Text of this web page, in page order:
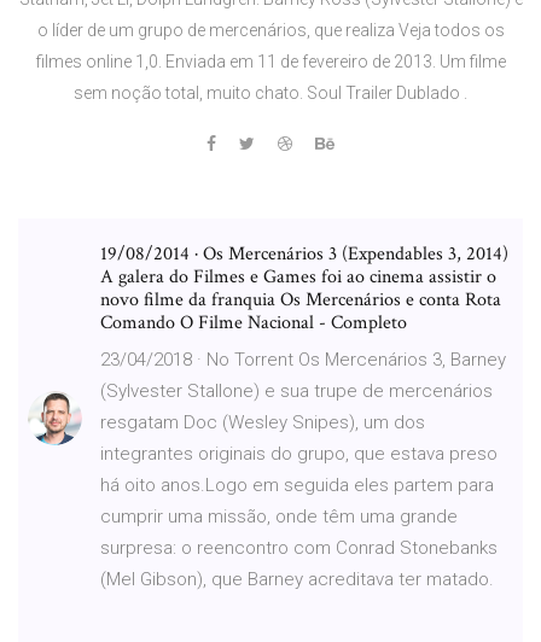
o líder de um grupo de mercenários, que realiza Veja todos os
filmes online 1,0. Enviada em 11 de fevereiro de 2013. Um filme
sem noção total, muito chato. Soul Trailer Dublado .
19/08/2014 · Os Mercenários 3 (Expendables 3, 2014)
A galera do Filmes e Games foi ao cinema assistir o
novo filme da franquia Os Mercenários e conta Rota
Comando O Filme Nacional - Completo
23/04/2018 · No Torrent Os Mercenários 3, Barney
(Sylvester Stallone) e sua trupe de mercenários
resgatam Doc (Wesley Snipes), um dos
integrantes originais do grupo, que estava preso
há oito anos.Logo em seguida eles partem para
cumprir uma missão, onde têm uma grande
surpresa: o reencontro com Conrad Stonebanks
(Mel Gibson), que Barney acreditava ter matado.